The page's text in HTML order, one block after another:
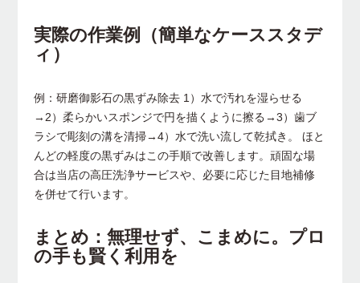
実際の作業例（簡単なケーススタデ
ィ）
例：研磨御影石の黒ずみ除去 1）水で汚れを湿らせる
→2）柔らかいスポンジで円を描くように擦る→3）歯ブ
ラシで彫刻の溝を清掃→4）水で洗い流して乾拭き。 ほと
んどの軽度の黒ずみはこの手順で改善します。頑固な場
合は当店の高圧洗浄サービスや、必要に応じた目地補修
を併せて行います。
まとめ：無理せず、こまめに。プロ
の手も賢く利用を